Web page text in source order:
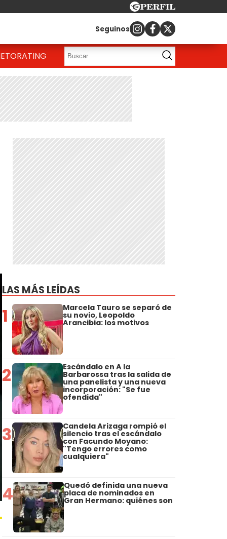
Seguinos
RATING
LAS MÁS LEÍDAS
1 Marcela Tauro se separó de
su novio, Leopoldo
Arancibia: los motivos
2 Escándalo en A la
Barbarossa tras la salida de
una panelista y una nueva
incorporación: "Se fue
ofendida"
3 Candela Arizaga rompió el
silencio tras el escándalo
con Facundo Moyano:
"Tengo errores como
cualquiera"
4 Quedó definida una nueva
placa de nominados en
Gran Hermano: quiénes son